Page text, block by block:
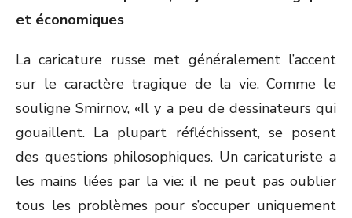
et économiques
La caricature russe met généralement l’accent
sur le caractère tragique de la vie. Comme le
souligne Smirnov, «Il y a peu de dessinateurs qui
gouaillent. La plupart réfléchissent, se posent
des questions philosophiques. Un caricaturiste a
les mains liées par la vie: il ne peut pas oublier
tous les problèmes pour s’occuper uniquement